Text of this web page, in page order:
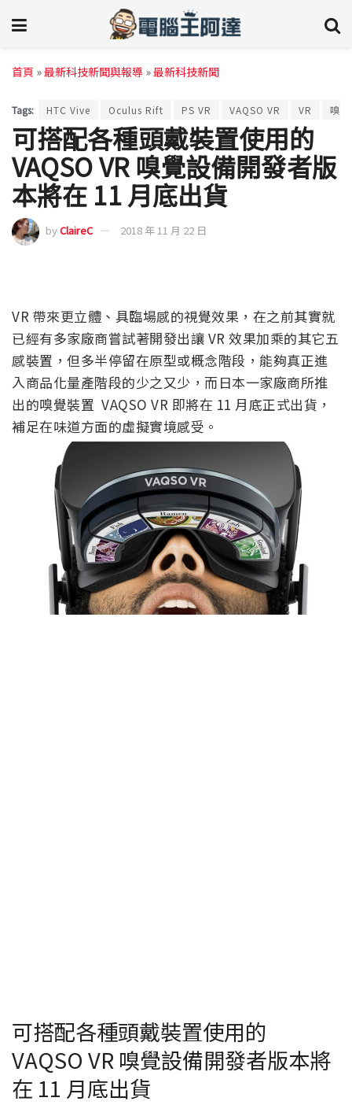
首頁 »最新科技新聞與報導 »最新科技新聞
Tags: HTC Vive Oculus Rift PS VR VAQSO VR VR 嗅覺
可搭配各種頭戴裝置使用的
VAQSO VR 嗅覺設備開發者版
本將在 11 月底出貨
byClaireC 2018 年 11 月 22 日
VR 帶來更立體、具臨場感的視覺效果，在之前其實就
已經有多家廠商嘗試著開發出讓 VR 效果加乘的其它五
感裝置，但多半停留在原型或概念階段，能夠真正進
入商品化量產階段的少之又少，而日本一家廠商所推
出的嗅覺裝置 VAQSO VR 即將在 11 月底正式出貨，
補足在味道方面的虛擬實境感受。
可搭配各種頭戴裝置使用的
VAQSO VR 嗅覺設備開發者版本將
在 11 月底出貨